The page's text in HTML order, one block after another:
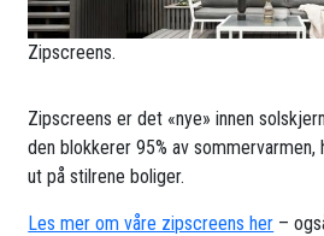
Zipscreens.
Zipscreens er det «nye» innen
den blokkerer 95% av sommervarmen,
ut på stilrene boliger.
Les mer om våre zipscreens her –